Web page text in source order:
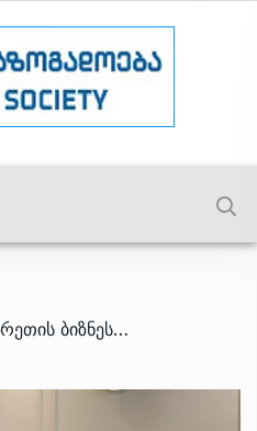
/ მიხეილ ხიდურელმა უნგრეთის ბიზნესსექტორს საქართველოს საინვესტიციო პოტენციალი გააცნო